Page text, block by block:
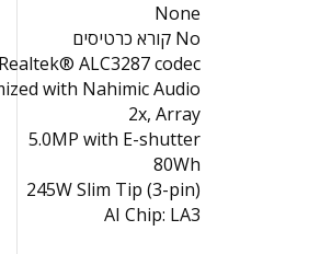
None
No קורא כרטיסים
ALC3287 codec
with Nahimic Audio
2x, Array
5.0MP with E-shutter
80Wh
245W Slim Tip (3-pin)
AI Chip: LA3